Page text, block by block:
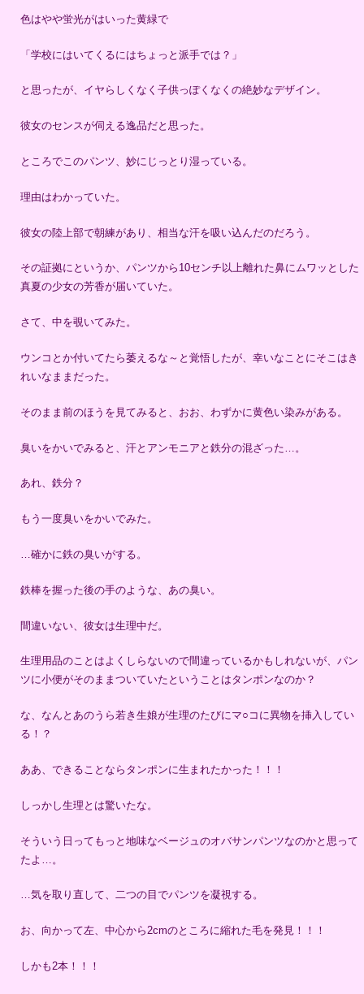
色はやや蛍光がはいった黄緑で
「学校にはいてくるにはちょっと派手では？」
と思ったが、イヤらしくなく子供っぽくなくの絶妙なデザイン。
彼女のセンスが伺える逸品だと思った。
ところでこのパンツ、妙にじっとり湿っている。
理由はわかっていた。
彼女の陸上部で朝練があり、相当な汗を吸い込んだのだろう。
その証拠にというか、パンツから10センチ以上離れた鼻にムワッとした
真夏の少女の芳香が届いていた。
さて、中を覗いてみた。
ウンコとか付いてたら萎えるな～と覚悟したが、幸いなことにそこはき
れいなままだった。
そのまま前のほうを見てみると、おお、わずかに黄色い染みがある。
臭いをかいでみると、汗とアンモニアと鉄分の混ざった…。
あれ、鉄分？
もう一度臭いをかいでみた。
…確かに鉄の臭いがする。
鉄棒を握った後の手のような、あの臭い。
間違いない、彼女は生理中だ。
生理用品のことはよくしらないので間違っているかもしれないが、パン
ツに小便がそのままついていたということはタンポンなのか？
な、なんとあのうら若き生娘が生理のたびにマ○コに異物を挿入してい
る！？
ああ、できることならタンポンに生まれたかった！！！
しっかし生理とは驚いたな。
そういう日ってもっと地味なベージュのオバサンパンツなのかと思って
たよ…。
…気を取り直して、二つの目でパンツを凝視する。
お、向かって左、中心から2cmのところに縮れた毛を発見！！！
しかも2本！！！